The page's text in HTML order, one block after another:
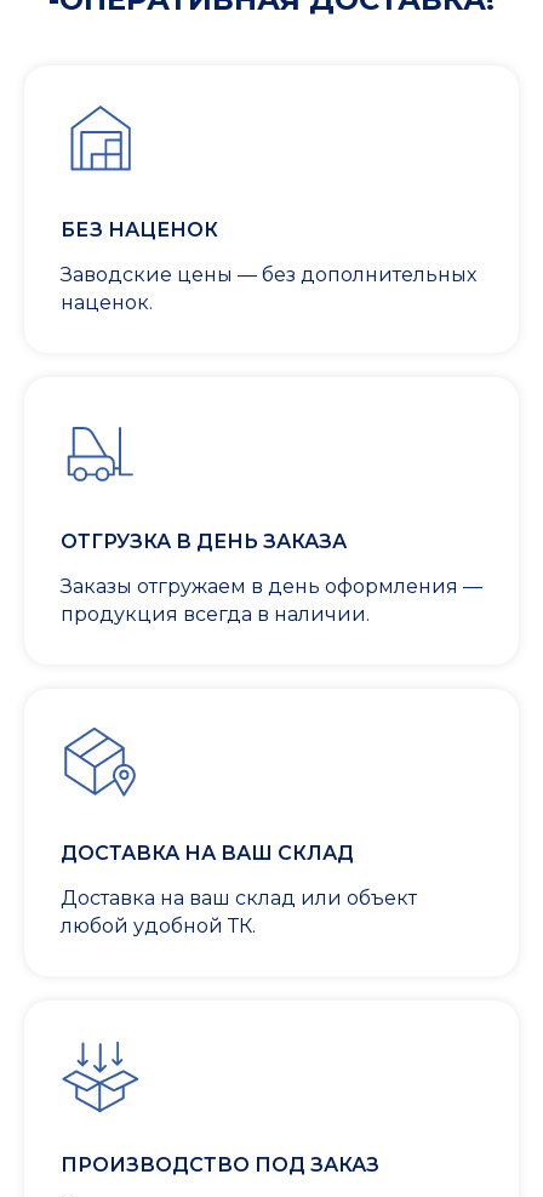
БЕЗ НАЦЕНОК
Заводские цены — без дополнительных
наценок.
ОТГРУЗКА В ДЕНЬ ЗАКАЗА
Заказы отгружаем в день оформления —
продукция всегда в наличии.
ДОСТАВКА НА ВАШ СКЛАД
Доставка на ваш склад или объект
любой удобной ТК.
ПРОИЗВОДСТВО ПОД ЗАКАЗ